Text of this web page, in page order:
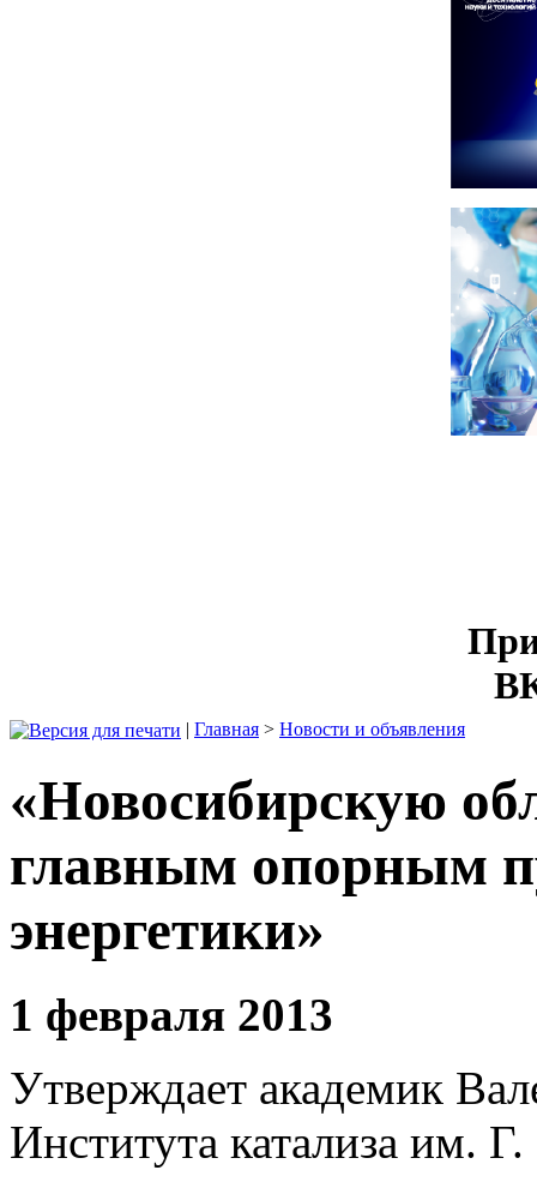
| Главная > Новости и объявления
«Новосибирскую
главным опорным
энергетики»
1 февраля 2013
Утверждает академик
Института катализа им.